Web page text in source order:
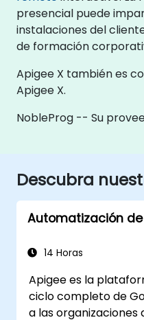
presencial puede
instalaciones del
de formación
Apigee X también es
Apigee X.
NobleProg -- Su
Descubra
Automatización
14 Horas
Apigee es la
ciclo completo de
a las organizaciones